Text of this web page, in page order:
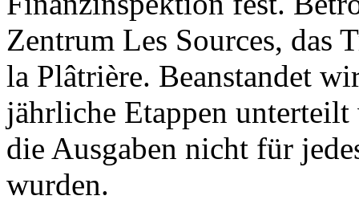
Zentrum Les Sources, das
la Plâtrière. Beanstandet
jährliche Etappen unterteilt
die Ausgaben nicht für
wurden.